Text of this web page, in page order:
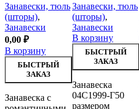
Занавески, тюль
(шторы),
Занавески
0,00 ₽
В корзину
БЫСТРЫЙ
ЗАКАЗ
Занавеска с
Занавески, тюль
(шторы),
Занавески
В корзину
БЫСТРЫЙ
ЗАКАЗ
Занавеска
04С1999-Г50
размером